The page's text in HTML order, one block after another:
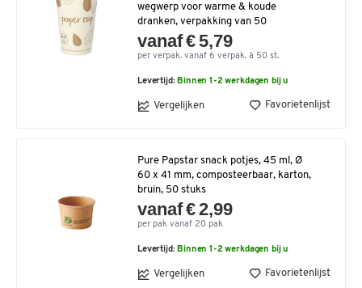
wegwerp voor warme & koude
dranken, verpakking van 50
vanaf € 5,79
per verpak. vanaf 6 verpak. à 50 st.
Levertijd: Binnen 1-2 werkdagen bij u
Vergelijken Favorietenlijst
Pure Papstar snack potjes, 45 ml, Ø
60 x 41 mm, composteerbaar, karton,
bruin, 50 stuks
vanaf € 2,99
per pak vanaf 20 pak
Levertijd: Binnen 1-2 werkdagen bij u
Vergelijken Favorietenlijst